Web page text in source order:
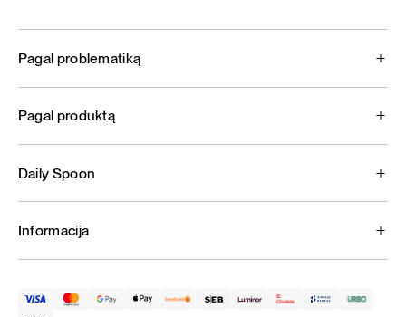
Pagal problematiką
Pagal produktą
Daily Spoon
Informacija